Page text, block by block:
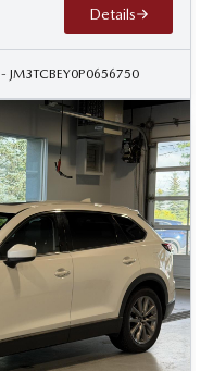
Details
- JM3TCBEY0P0656750